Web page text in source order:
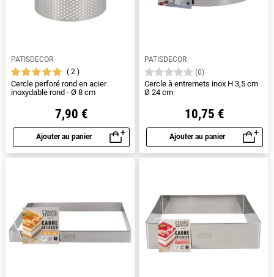
PATISDECOR
2
Cercle perforé rond en acier
inoxydable rond - Ø 8 cm
7,90 €
Ajouter au panier
Aperçu rapide
PATISDECOR
(0)
Cercle à entremets inox H 3,5 cm
Ø 24 cm
10,75 €
Ajouter au panier
Aperçu rapide